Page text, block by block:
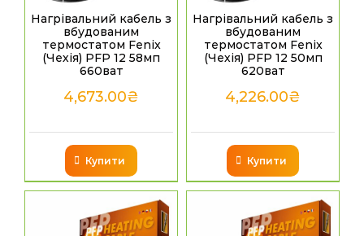
Нагрівальний кабель з
вбудованим
термостатом Fenix
(Чехія) PFP 12 58мп
660ват
4,673.00₴
Купити
Нагрівальний кабель з
вбудованим
термостатом Fenix
(Чехія) PFP 12 50мп
620ват
4,226.00₴
Купити